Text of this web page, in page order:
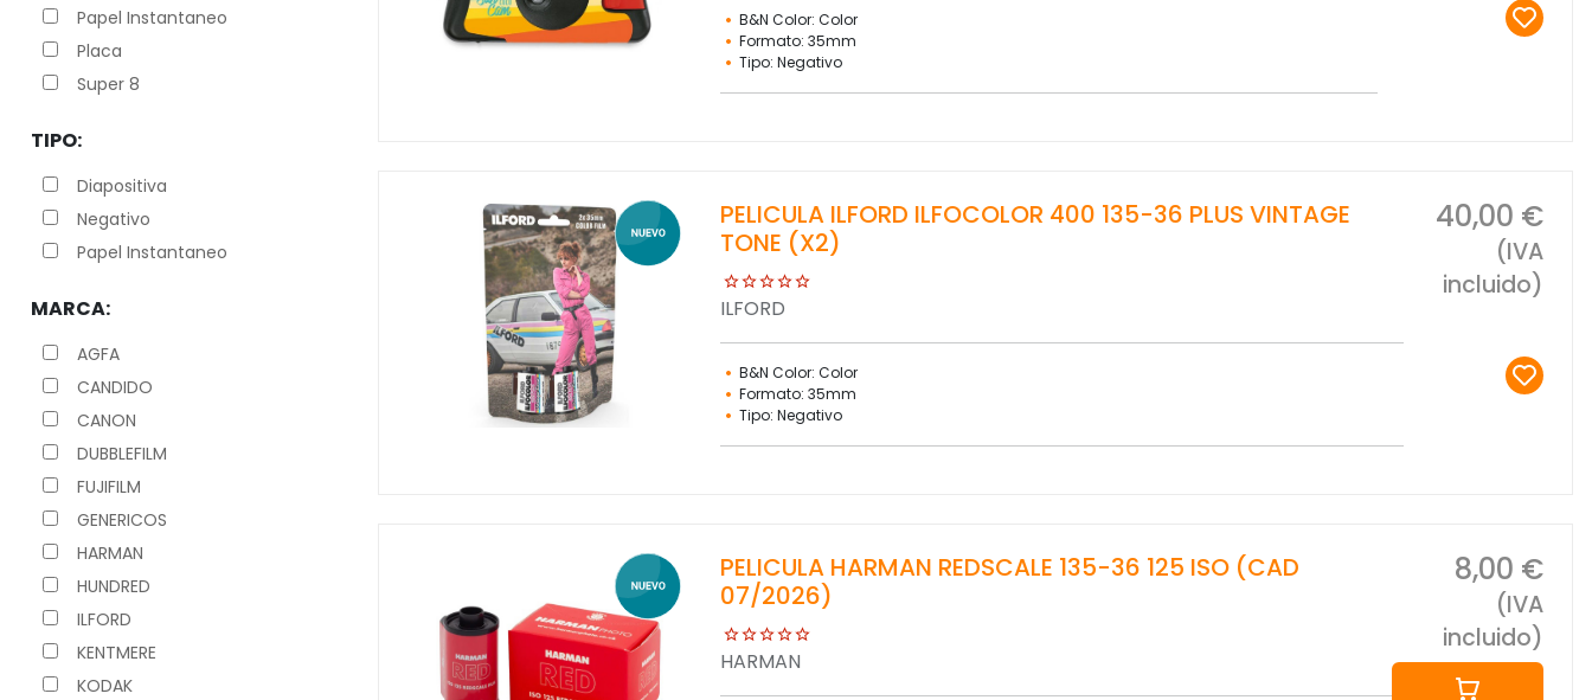
Papel Instantaneo
Placa
Super 8
TIPO:
Diapositiva
Negativo
Papel Instantaneo
MARCA:
AGFA
CANDIDO
CANON
DUBBLEFILM
FUJIFILM
GENERICOS
HARMAN
HUNDRED
ILFORD
KENTMERE
KODAK
B&N Color: Color
Formato: 35mm
Tipo: Negativo
PELICULA ILFORD ILFOCOLOR 400 135-36 PLUS VINTAGE
TONE (X2)
ILFORD
B&N Color: Color
Formato: 35mm
Tipo: Negativo
40,00 €
(IVA
incluido)
PELICULA HARMAN REDSCALE 135-36 125 ISO (CAD
07/2026)
HARMAN
8,00 €
(IVA
incluido)